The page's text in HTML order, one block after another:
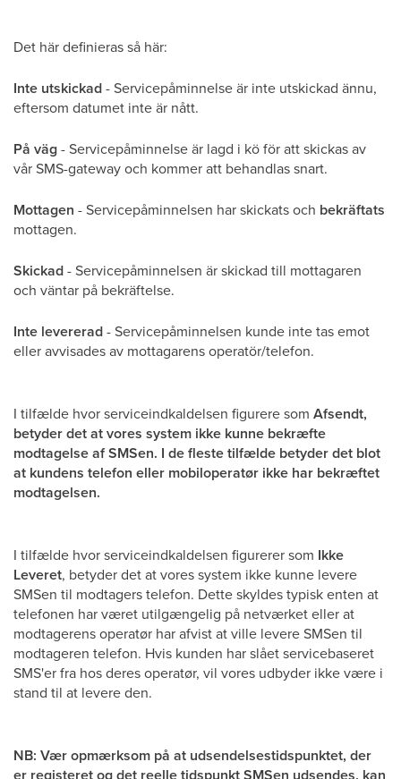
Det här definieras så här:
Inte utskickad- Servicepåminnelse är inte utskickad ännu,
eftersom datumet inte är nått.
På väg- Servicepåminnelse är lagd i kö för att skickas av
vår SMS-gateway och kommer att behandlas snart.
Mottagen - Servicepåminnelsen har skickats och bekräftats
mottagen.
Skickad- Servicepåminnelsen är skickad till mottagaren
och väntar på bekräftelse.
Inte levererad- Servicepåminnelsen kunde inte tas emot
eller avvisades av mottagarens operatör/telefon.
I tilfælde hvor serviceindkaldelsen figurere som Afsendt,
betyder det at vores system ikke kunne bekræfte
modtagelse af SMSen. I de fleste tilfælde betyder det blot
at kundens telefon eller mobiloperatør ikke har bekræftet
modtagelsen.
I tilfælde hvor serviceindkaldelsen figurerer som Ikke
Leveret, betyder det at vores system ikke kunne levere
SMSen til modtagers telefon. Dette skyldes typisk enten at
telefonen har været utilgængelig på netværket eller at
modtagerens operatør har afvist at ville levere SMSen til
modtageren telefon. Hvis kunden har slået servicebaseret
SMS'er fra hos deres operatør, vil vores udbyder ikke være i
stand til at levere den.
NB: Vær opmærksom på at udsendelsestidspunktet, der
er registeret og det reelle tidspunkt SMSen udsendes, kan